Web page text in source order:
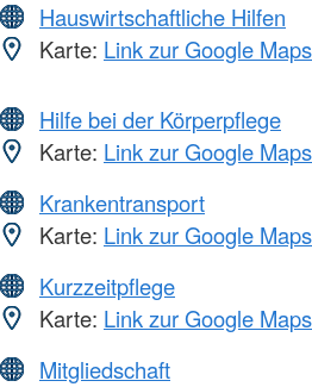
Hauswirtschaftliche Hilfen
Karte: Link zur Google
Hilfe bei der Körperpflege
Karte: Link zur Google
Krankentransport
Karte: Link zur Google
Kurzzeitpflege
Karte: Link zur Google
Mitgliedschaft